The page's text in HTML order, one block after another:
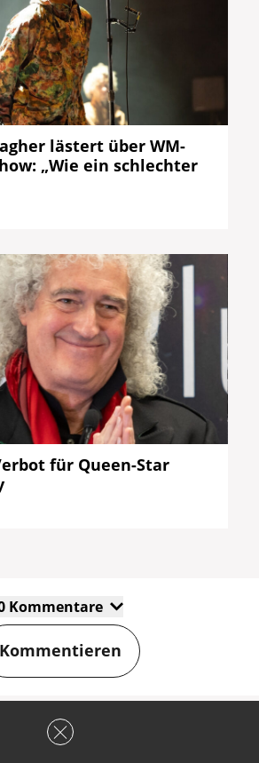
lästert über WM-
„Wie ein schlechter
für Queen-Star
0 Kommentare
Kommentieren